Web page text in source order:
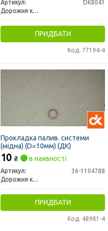
Артикул:
DK8041
Дорожня карта
ПРИДБАТИ
Код: 77194-4
Прокладка палив. системи
(мідна) (D=10мм) (ДК)
10 ₴ в наявності
Артикул:
36-1104788
Дорожня карта
ПРИДБАТИ
Код: 48981-4